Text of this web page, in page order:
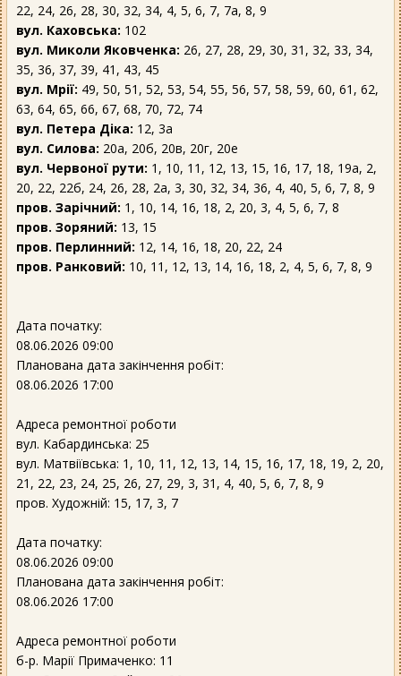
22, 24, 26, 28, 30, 32, 34, 4, 5, 6, 7, 7а, 8, 9
вул. Каховська: 102
вул. Миколи Яковченка: 26, 27, 28, 29, 30, 31, 32, 33, 34,
35, 36, 37, 39, 41, 43, 45
вул. Мрії: 49, 50, 51, 52, 53, 54, 55, 56, 57, 58, 59, 60, 61, 62,
63, 64, 65, 66, 67, 68, 70, 72, 74
вул. Петера Діка: 12, 3а
вул. Силова: 20а, 20б, 20в, 20г, 20е
вул. Червоної рути: 1, 10, 11, 12, 13, 15, 16, 17, 18, 19а, 2,
20, 22, 22б, 24, 26, 28, 2а, 3, 30, 32, 34, 36, 4, 40, 5, 6, 7, 8, 9
пров. Зарічний: 1, 10, 14, 16, 18, 2, 20, 3, 4, 5, 6, 7, 8
пров. Зоряний: 13, 15
пров. Перлинний: 12, 14, 16, 18, 20, 22, 24
пров. Ранковий: 10, 11, 12, 13, 14, 16, 18, 2, 4, 5, 6, 7, 8, 9
Дата початку:
08.06.2026 09:00
Планована дата закінчення робіт:
08.06.2026 17:00
Адреса ремонтної роботи
вул. Кабардинська: 25
вул. Матвіївська: 1, 10, 11, 12, 13, 14, 15, 16, 17, 18, 19, 2, 20,
21, 22, 23, 24, 25, 26, 27, 29, 3, 31, 4, 40, 5, 6, 7, 8, 9
пров. Художній: 15, 17, 3, 7
Дата початку:
08.06.2026 09:00
Планована дата закінчення робіт:
08.06.2026 17:00
Адреса ремонтної роботи
б-р. Марії Примаченко: 11